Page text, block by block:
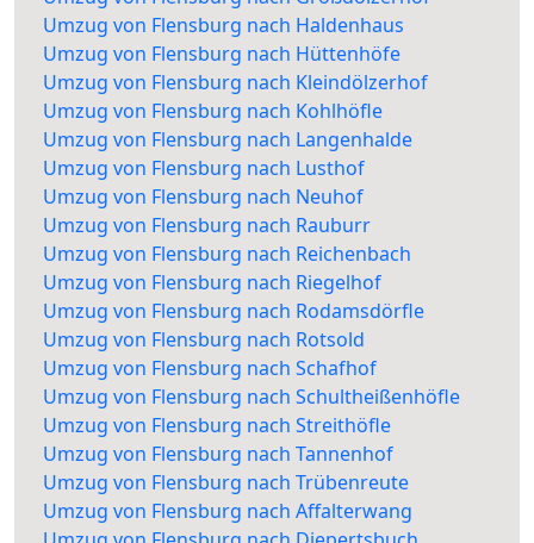
Umzug von Flensburg nach Haldenhaus
Umzug von Flensburg nach Hüttenhöfe
Umzug von Flensburg nach Kleindölzerhof
Umzug von Flensburg nach Kohlhöfle
Umzug von Flensburg nach Langenhalde
Umzug von Flensburg nach Lusthof
Umzug von Flensburg nach Neuhof
Umzug von Flensburg nach Rauburr
Umzug von Flensburg nach Reichenbach
Umzug von Flensburg nach Riegelhof
Umzug von Flensburg nach Rodamsdörfle
Umzug von Flensburg nach Rotsold
Umzug von Flensburg nach Schafhof
Umzug von Flensburg nach Schultheißenhöfle
Umzug von Flensburg nach Streithöfle
Umzug von Flensburg nach Tannenhof
Umzug von Flensburg nach Trübenreute
Umzug von Flensburg nach Affalterwang